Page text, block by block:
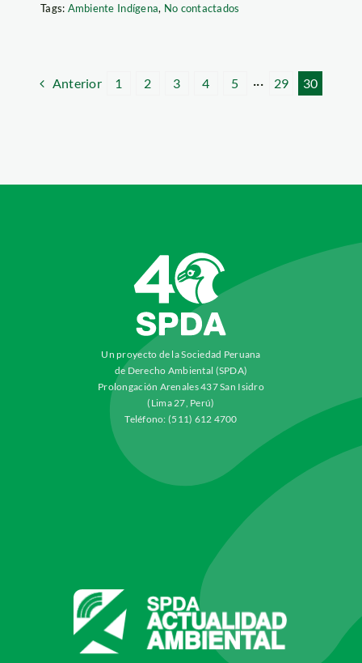
Tags: Ambiente Indígena, No contactados
Anterior 1 2 3 4 5 ··· 29 30
Un proyecto de la Sociedad Peruana
de Derecho Ambiental (SPDA)
Prolongación Arenales 437 San Isidro
(Lima 27, Perú)
Teléfono: (511) 612 4700